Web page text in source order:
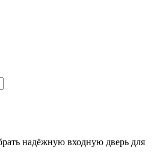
надёжную входную дверь для